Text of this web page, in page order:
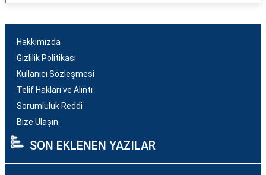
Hakkımızda
Gizlilik Politikası
Kullanıcı Sözleşmesi
Telif Hakları ve Alıntı
Sorumluluk Reddi
Bize Ulaşın
SON EKLENEN YAZILAR